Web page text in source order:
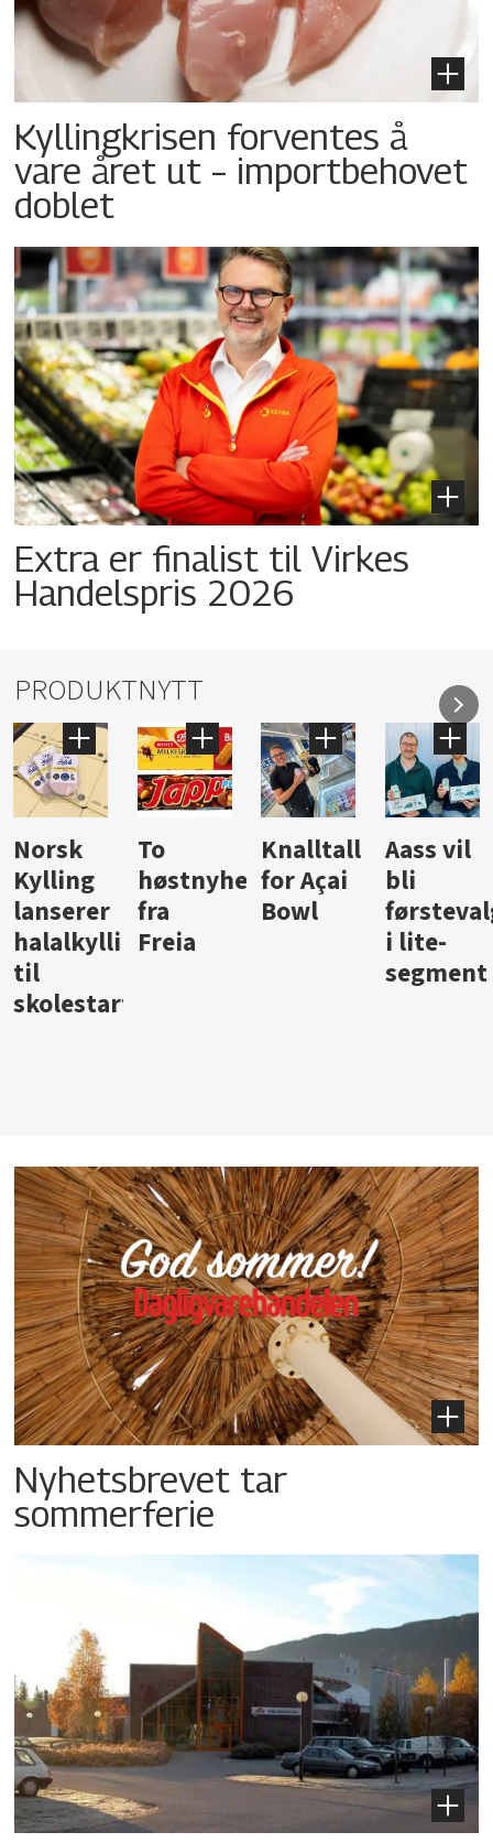
Kyllingkrisen forventes å
vare året ut – importbehovet
doblet
Extra er finalist til Virkes
Handelspris 2026
PRODUKTNYTT
Knalltall
for Açai
Bowl
Aass vil
bli
førstevalg
i lite-
Brus og
jus fra
Berentsen
Hard
iste fra
Hansa
Nyhetsbrevet tar
sommerferie